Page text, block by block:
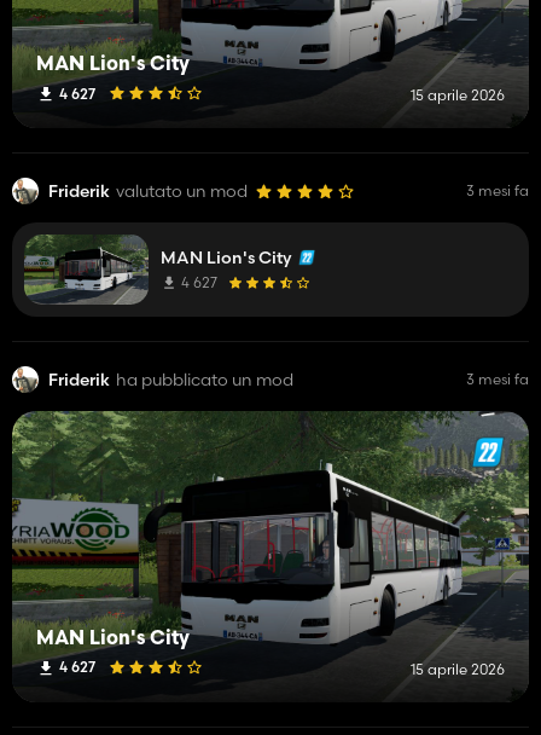
MAN Lion's City
4 627 15 aprile 2026
Friderik valutato un mod 3 mesi fa
MAN Lion's City
4 627
Friderik ha pubblicato un mod 3 mesi fa
MAN Lion's City
4 627 15 aprile 2026